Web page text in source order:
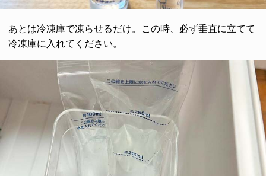
あとは冷凍庫で凍らせるだけ。この時、必ず垂直に立てて
冷凍庫に入れてください。